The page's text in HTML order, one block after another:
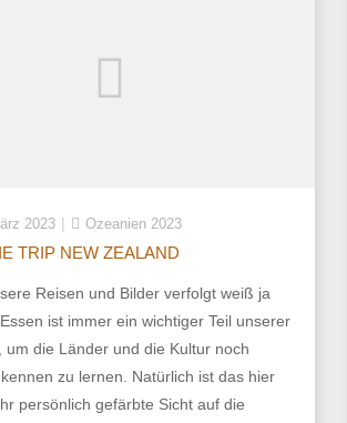
2023 Ozeanien 2023
TRIP NEW ZEALAND
Reisen und Bilder verfolgt weiß ja
ist immer ein wichtiger Teil unserer
um die Länder und die Kultur noch
zu lernen. Natürlich ist das hier
persönlich gefärbte Sicht auf die